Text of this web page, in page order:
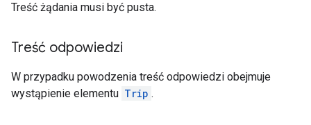
Treść żądania musi być pusta.
Treść odpowiedzi
W przypadku powodzenia treść odpowiedzi obejmuje
wystąpienie elementu Trip .